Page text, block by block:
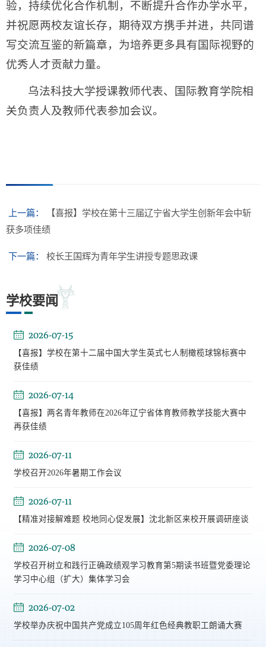
验，持续优化合作机制，不断提升合作办学水平，
并祝愿两校友谊长存，期待双方携手并进，共同谱
写交流互鉴的新篇章，为培养更多具有国际视野的
优秀人才贡献力量。
乌法科技大学授课教师代表、国际教育学院相
关负责人及教师代表参加会议。
上一篇：
【喜报】学校在第十三届辽宁省大学生创新年会中斩
获多项佳绩
下一篇： 校长王国辉为青年学生讲授专题思政课
学校要闻
2026-07-15
【喜报】学校在第十二届中国大学生英式七人制橄榄球锦标赛中
获佳绩
2026-07-14
【喜报】两名青年教师在2026年辽宁省体育教师教学技能大赛中
再获佳绩
2026-07-11
学校召开2026年暑期工作会议
2026-07-11
【精准对接解难题 校地同心促发展】沈北新区来校开展调研座谈
2026-07-08
学校召开树立和践行正确政绩观学习教育第5期读书班暨党委理论
学习中心组（扩大）集体学习会
2026-07-02
学校举办庆祝中国共产党成立105周年红色经典教职工朗诵大赛